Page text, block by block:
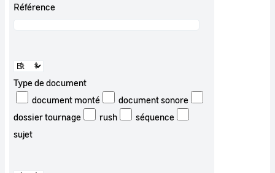
Référence
Type de document
document monté
document sonore
dossier tournage
rush
séquence
sujet